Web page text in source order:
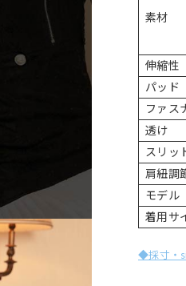
素材
伸縮性
パッド
ファス
透け
スリッ
肩紐調
モデル
着用サ
◆採寸・